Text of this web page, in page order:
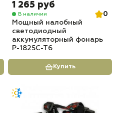
1 265 руб
В наличии
0
Мощный налобный
светодиодный
аккумуляторный фонарь
P-1825C-T6
Купить